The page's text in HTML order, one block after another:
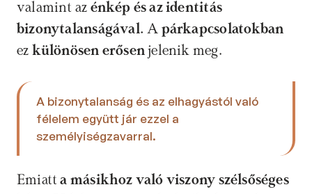
valamint az énkép és az identitás
bizonytalanságával. A párkapcsolatokban
ez különösen erősen jelenik meg.
A bizonytalanság és az elhagyástól való
félelem együtt jár ezzel a
személyiségzavarral.
Emiatt
a másikhoz való viszony szélsőséges